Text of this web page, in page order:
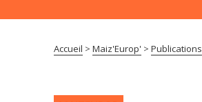
Accueil > Maiz'Europ' > Publications